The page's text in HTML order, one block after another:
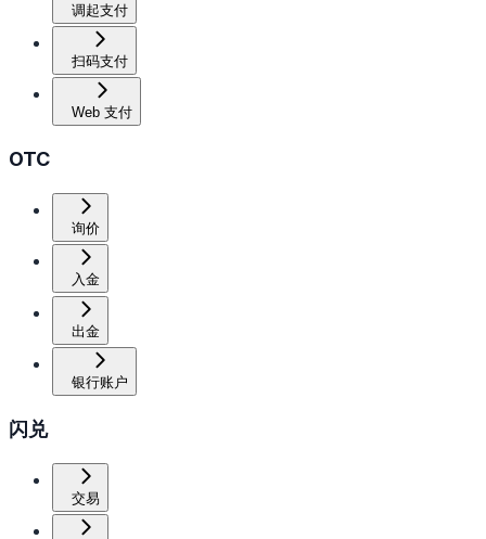
调起支付
扫码支付
Web 支付
OTC
询价
入金
出金
银行账户
闪兑
交易